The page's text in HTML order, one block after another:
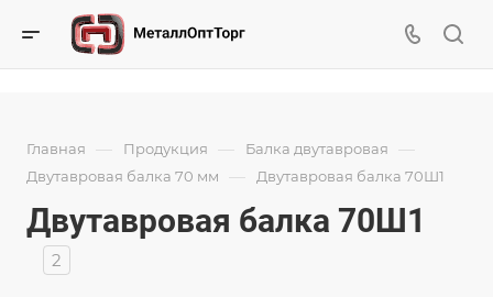
Главная — Продукция — Балка двутавровая —
Двутавровая балка 70 мм — Двутавровая балка 70Ш1
Двутавровая балка 70Ш1
2